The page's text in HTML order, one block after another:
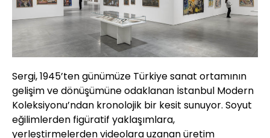
Sergi, 1945’ten günümüze Türkiye sanat ortamının
gelişim ve dönüşümüne odaklanan İstanbul Modern
Koleksiyonu’ndan kronolojik bir kesit sunuyor. Soyut
eğilimlerden figüratif yaklaşımlara,
yerleştirmelerden videolara uzanan üretim